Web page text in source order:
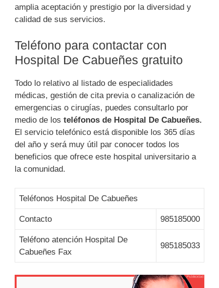
amplia aceptación y prestigio por la diversidad y
calidad de sus servicios.
Teléfono para contactar con
Hospital De Cabueñes gratuito
Todo lo relativo al listado de especialidades
médicas, gestión de cita previa o canalización de
emergencias o cirugías, puedes consultarlo por
medio de los teléfonos de Hospital De Cabueñes.
El servicio telefónico está disponible los 365 días
del año y será muy útil par conocer todos los
beneficios que ofrece este hospital universitario a
la comunidad.
Teléfonos Hospital De Cabueñes
Contacto 985185000
Teléfono atención Hospital De
Cabueñes Fax
985185033